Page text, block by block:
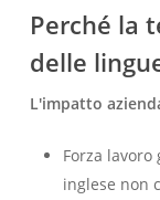
Perché la
delle
L'impatto
Forza
inglese non